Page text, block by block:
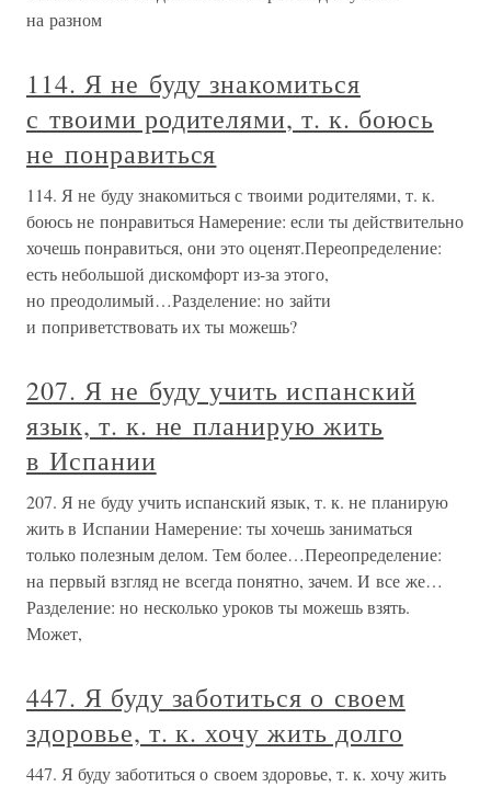
на разном
114. Я не буду знакомиться
с твоими родителями, т. к. боюсь
не понравиться
114. Я не буду знакомиться с твоими родителями, т. к.
боюсь не понравиться Намерение: если ты действительно
хочешь понравиться, они это оценят.Переопределение:
есть небольшой дискомфорт из-за этого,
но преодолимый…Разделение: но зайти
и поприветствовать их ты можешь?
207. Я не буду учить испанский
язык, т. к. не планирую жить
в Испании
207. Я не буду учить испанский язык, т. к. не планирую
жить в Испании Намерение: ты хочешь заниматься
только полезным делом. Тем более…Переопределение:
на первый взгляд не всегда понятно, зачем. И все же…
Разделение: но несколько уроков ты можешь взять.
Может,
447. Я буду заботиться о своем
здоровье, т. к. хочу жить долго
447. Я буду заботиться о своем здоровье, т. к. хочу жить